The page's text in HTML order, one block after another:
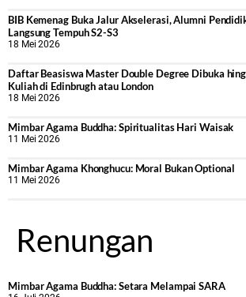
BIB Kemenag Buka Jalur Akselerasi, Alumni
Langsung Tempuh S2-S3
18 Mei 2026
Daftar Beasiswa Master Double Degree Dibuka
Kuliah di Edinbrugh atau London
18 Mei 2026
Mimbar Agama Buddha: Spiritualitas Hari Waisak
11 Mei 2026
Mimbar Agama Khonghucu: Moral Bukan Optional
11 Mei 2026
Renungan
Mimbar Agama Buddha: Setara Melampai SARA